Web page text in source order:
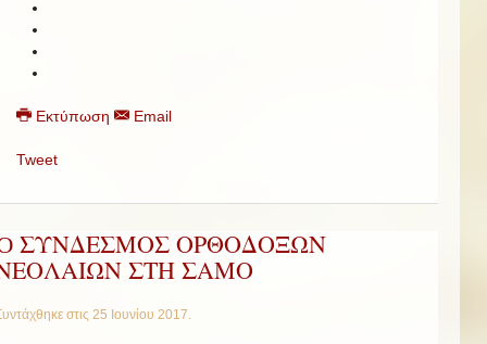
Εκτύπωση Email
Tweet
ΣΥΝΔΕΣΜΟΣ ΟΡΘΟΔΟΞΩΝ
ΣΤΗ ΣΑΜΟ
στις 25 Ιουνίου 2017.